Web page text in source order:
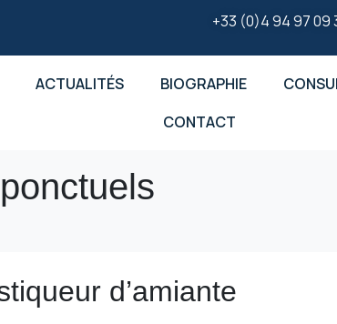
+33 (0)4 94 97 09
ACTUALITÉS BIOGRAPHIE
CONTACT
d’amiante